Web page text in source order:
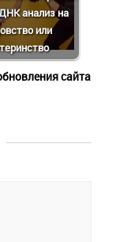
анализ на
или
сайта